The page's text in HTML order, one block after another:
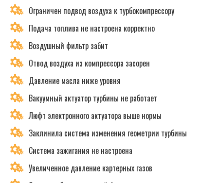
Ограничен подвод воздуха к турбокомпрессору
Подача топлива не настроена корректно
Воздушный фильтр забит
Отвод воздуха из компрессора засорен
Давление масла ниже уровня
Вакуумный актуатор турбины не работает
Люфт электронного актуатора выше нормы
Заклинила система изменения геометрии турбины
Система зажигания не настроена
Увеличенное давление картерных газов